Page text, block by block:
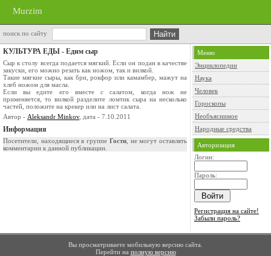
Murzim
поиск по сайту
КУЛЬТУРА ЕДЫ - Едим сыр
Сыр к столу всегда подается мягкий. Если он подан в качестве
закуски, его можно резать как ножом, так и вилкой.
Такие мягкие сыры, как бри, рокфор или камамбер, мажут на
хлеб ножом для масла.
Если вы едите его вместе с салатом, когда нож не
применяется, то вилкой разделите ломтик сыра на несколько
частей, положите на крекер или на лист салата.
Автор - Aleksandr Minkov, дата - 7.10.2011
Информация
Посетители, находящиеся в группе Гости, не могут оставлять
комментарии к данной публикации.
Меню
Энциклопедии
Наука
Человек
Гороскопы
Необъяснимое
Народные средства
Авторизация
Логин:
Пароль:
Регистрация на сайте!
Забыли пароль?
Вы просматриваете мобильную версию сайта.
Перейти на полную версию